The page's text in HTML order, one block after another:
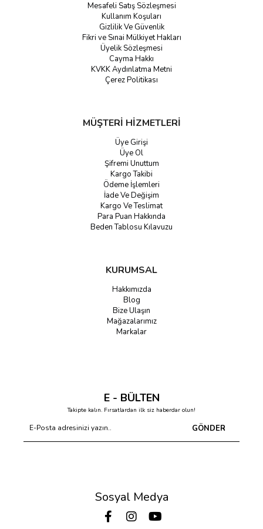
Mesafeli Satış Sözleşmesi
Kullanım Koşuları
Gizlilik Ve Güvenlik
Fikri ve Sınai Mülkiyet Hakları
Üyelik Sözleşmesi
Cayma Hakkı
KVKK Aydınlatma Metni
Çerez Politikası
MÜŞTERİ HİZMETLERİ
Üye Girişi
Üye Ol
Şifremi Unuttum
Kargo Takibi
Ödeme İşlemleri
İade Ve Değişim
Kargo Ve Teslimat
Para Puan Hakkında
Beden Tablosu Kılavuzu
KURUMSAL
Hakkımızda
Blog
Bize Ulaşın
Mağazalarımız
Markalar
E - BÜLTEN
Takipte kalın. Fırsatlardan ilk siz haberdar olun!
GÖNDER
Sosyal Medya